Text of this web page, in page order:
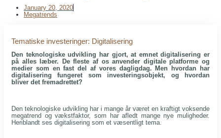
January 20, 2020
Megatrends
Tematiske investeringer: Digitalisering
Den teknologiske udvikling har gjort, at emnet digitalisering er
på alles læber. De fleste af os anvender digitale platforme og
medier som en fast del af vores dagligdag. Men hvordan har
digitalisering fungeret som investeringsobjekt, og hvordan
bliver det fremadrettet?
Den teknologiske udvikling har i mange år været en kraftigt voksende
megatrend og vækstfaktor, som har afledt mange nye muligheder.
Heriblandt ses digitalisering som et væsentligt tema.